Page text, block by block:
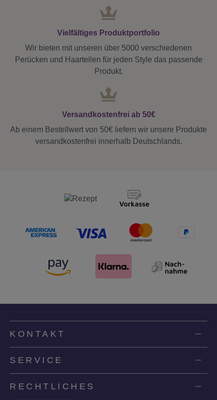
Vielfältiges Produktportfolio
Wir bieten mit unseren über 5000 verschiedenen
Perücken und Haarteilen für jeden Style das passende
Produkt.
Versandkostenfrei ab 50€
Ab einem Bestellwert von 50€ liefern wir unsere Produkte
versandkostenfrei innerhalb Deutschlands.
KONTAKT
SERVICE
RECHTLICHES